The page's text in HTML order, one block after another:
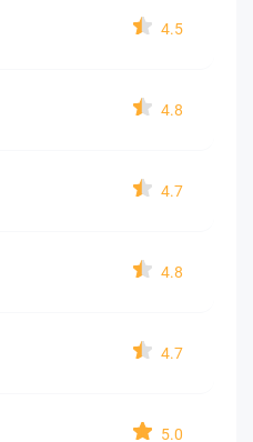
4.5
4.8
4.7
4.8
4.7
5.0